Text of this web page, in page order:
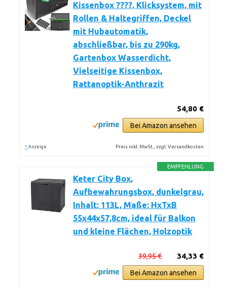
Kissenbox ????, Klicksystem, mit
Rollen & Haltegriffen, Deckel
mit Hubautomatik,
abschließbar, bis zu 290kg,
Gartenbox Wasserdicht,
Vielseitige Kissenbox,
Rattanoptik-Anthrazit
54,80 €
Bei Amazon ansehen
* Anzeige Preis inkl. MwSt., zzgl. Versandkosten
EMPFEHLUNG
Keter City Box,
Aufbewahrungsbox, dunkelgrau,
Inhalt: 113L, Maße: HxTxB
55x44x57,8cm, ideal für Balkon
und kleine Flächen, Holzoptik
34,33 €
39,95 €
Bei Amazon ansehen